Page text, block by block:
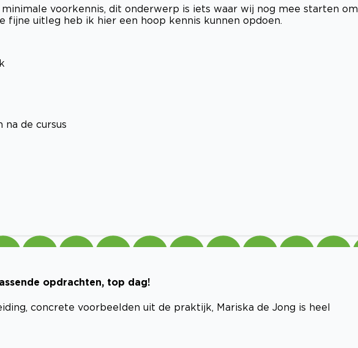
voorkennis, dit onderwerp is iets waar wij nog mee starten om
fijne uitleg heb ik hier een hoop kennis kunnen opdoen.
na de cursus
opdrachten, top dag!
concrete voorbeelden uit de praktijk, Mariska de Jong is heel